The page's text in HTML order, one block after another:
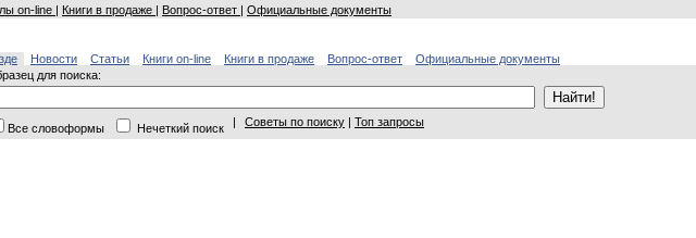
on-line | Книги в продаже | Вопрос-ответ | Официальные документы
Новости Статьи Книги on-line Книги в продаже Вопрос-ответ
Официальные документы
для поиска:
Все словоформы Нечеткий поиск | Советы по поиску | Топ запросы